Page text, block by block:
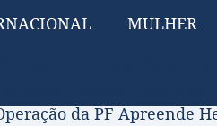
MULHER
da PF Apreende